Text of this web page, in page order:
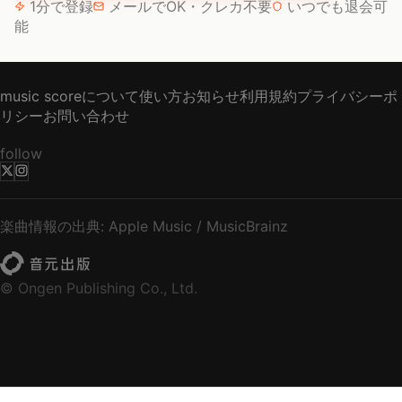
1分で登録 メールでOK・クレカ不要
いつでも退会可
能
music scoreについて使い方お知らせ利用規約プライバシーポ
リシーお問い合わせ
follow
楽曲情報の出典: Apple Music / MusicBrainz
© Ongen Publishing Co., Ltd.